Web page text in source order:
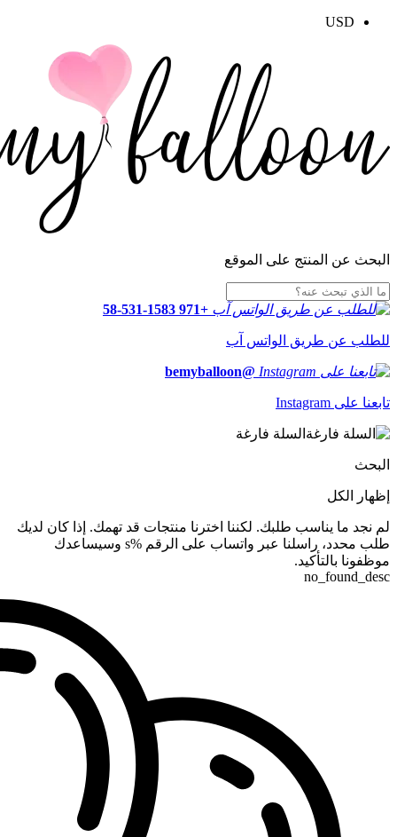
USD
البحث عن المنتج على الموقع
+971 58-531-1583
للطلب عن طريق الواتس آب
@bemyballoon
تابعنا على Instagram
السلة فارغة
البحث
إظهار الكل
لم نجد ما يناسب طلبك. لكننا اخترنا منتجات قد تهمك. إذا كان لديك
طلب محدد، راسلنا عبر واتساب على الرقم %s وسيساعدك
موظفونا بالتأكيد.
no_found_desc